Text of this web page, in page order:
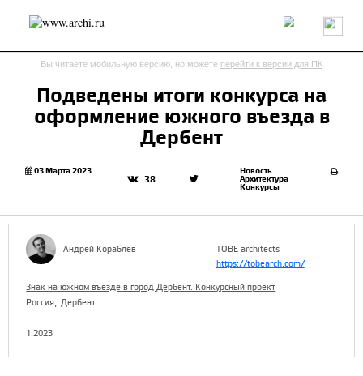
Россия Мир Технологии Интерьер Пресса
Архитекторы
send.project Анонсы конкурсов
Интервью
Обзор
Объект
Результаты конкурса
Архитектура
Выставка
Книги
Эко
Вы читаете мобильную версию, но можете перейти к версии для ПК
Подведены итоги конкурса на
оформление южного въезда в
Дербент
03 Марта 2023
38
Новость
Архитектура
Конкурсы
Андрей Кораблев
TOBE architects
https://tobearch.com/
Знак на южном въезде в город Дербент. Конкурсный проект
Россия,Дербент
1.2023